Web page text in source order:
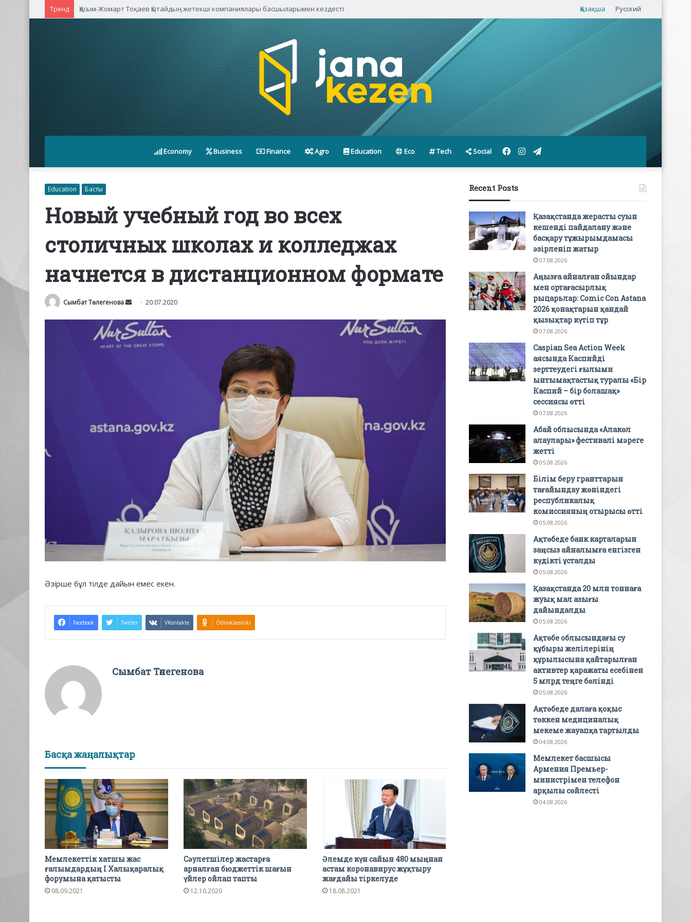
Тренд Қасым-Жомарт Тоқаев Қытайдың жетекші компаниялары басшыларымен кездесті Қазақша Русский
Economy Business Finance Agro Education Eco Tech Social Telegram
Instagram
Facebook
Education Басты
Новый учебный год во всех
столичных школах и колледжах
начнется в дистанционном формате
Сымбат Төлегенова
Send
email
20.07.2020
Әзірше бұл тілде дайын емес екен.
Facebook Twitter VKontakte Odnoklassniki
Сымбат Төлегенова
Басқа жаңалықтар
Мемлекеттік хатшы жас
ғалымдардың І Халықаралық
форумына қатысты
08.09.2021
Сәулетшілер жастарға
арналған бюджеттік шағын
үйлер ойлап тапты
12.10.2020
Әлемде күн сайын 480 мыңнан
астам коронавирус жұқтыру
жағдайы тіркелуде
18.08.2021
Recent Posts
Қазақстанда жерасты суын
кешенді пайдалану және
басқару тұжырымдамасы
әзірленіп жатыр
07.08.2026
Аңызға айналған ойындар
мен ортағасырлық
рыцарьлар: Comic Con Astana
2026 қонақтарын қандай
қызықтар күтіп тұр
07.08.2026
Caspian Sea Action Week
аясында Каспийді
зерттеудегі ғылыми
ынтымақтастық туралы «Бір
Каспий – бір болашақ»
сессиясы өтті
07.08.2026
Абай облысында «Алакөл
алаулары» фестивалі мәреге
жетті
05.08.2026
Білім беру гранттарын
тағайындау жөніндегі
республикалық
комиссияның отырысы өтті
05.08.2026
Ақтөбеде банк карталарын
заңсыз айналымға енгізген
күдікті ұсталды
05.08.2026
Қазақстанда 20 млн тоннаға
жуық мал азығы
дайындалды
05.08.2026
Ақтөбе облысындағы су
құбыры желілерінің
құрылысына қайтарылған
активтер қаражаты есебінен
5 млрд теңге бөлінді
05.08.2026
Ақтөбеде далаға қоқыс
төккен медициналық
мекеме жауапқа тартылды
04.08.2026
Мемлекет басшысы
Армения Премьер-
министрімен телефон
арқылы сөйлесті
04.08.2026